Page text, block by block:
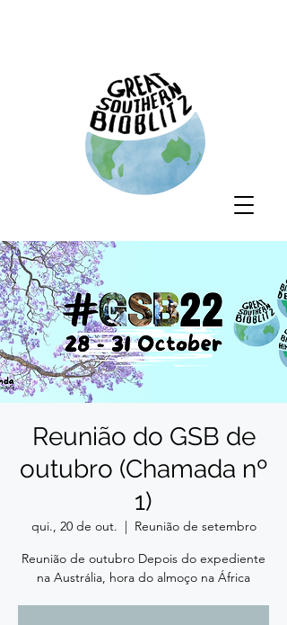
Reunião do GSB de
outubro (Chamada nº
1)
qui., 20 de out.
  |
Reunião de setembro
Reunião de outubro Depois do expediente
na Austrália, hora do almoço na África